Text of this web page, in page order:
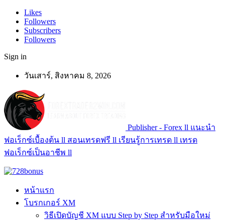
Likes
Followers
Subscribers
Followers
Sign in
วันเสาร์, สิงหาคม 8, 2026
Publisher - Forex ll แนะนำ
ฟอเร็กซ์เบื้องต้น ll สอนเทรดฟรี ll เรียนรู้การเทรด ll เทรด
ฟอเร็กซ์เป็นอาชีพ ll
หน้าแรก
โบรกเกอร์ XM
วิธีเปิดบัญชี XM แบบ Step by Step สำหรับมือใหม่